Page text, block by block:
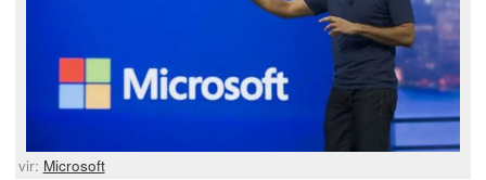
vir: Microsoft